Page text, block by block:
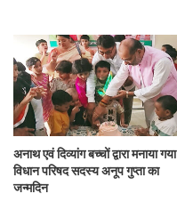
अनाथ एवं दिव्यांग बच्चों द्वारा मनाया गया
विधान परिषद सदस्य अनूप गुप्ता का
जन्मदिन